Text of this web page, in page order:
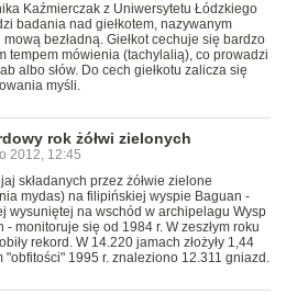
Kaźmierczak z Uniwersytetu Łódzkiego
badania nad giełkotem, nazywanym
bezładną. Giełkot cechuje się bardzo
tempem mówienia (tachylalią), co prowadzi
albo słów. Do cech giełkotu zalicza się
myśli.
rok żółwi zielonych
2012, 12:45
składanych przez żółwie zielone
mydas) na filipińskiej wyspie Baguan -
wysuniętej na wschód w archipelagu Wysp
- monitoruje się od 1984 r. W zeszłym roku
rekord. W 14.220 jamach złożyły 1,44
1995 r. znaleziono 12.311 gniazd.